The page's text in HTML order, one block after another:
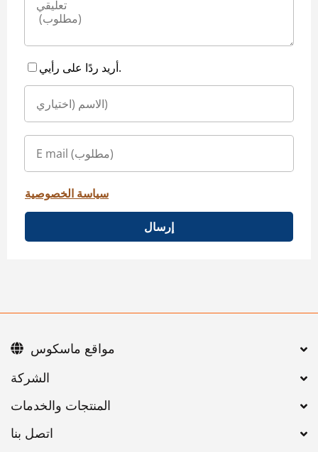
أريد ردًا على رأيي.
سياسة الخصوصية
إرسال
اتصل بنا
مواقع ماسكوس